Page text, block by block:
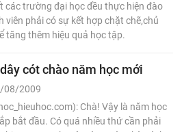
các trường đại học đều thực hiện đào
viên phải có sự kết hợp chặt chẽ,chủ
tăng thêm hiệu quả học tập.
cót chào năm học mới
08/2009
Chà! Vậy là năm học
bắt đầu. Có quá nhiều thứ cần phải